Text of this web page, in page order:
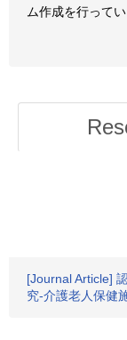
ム作成を行って
[Journal Article]
究-介護老人保健